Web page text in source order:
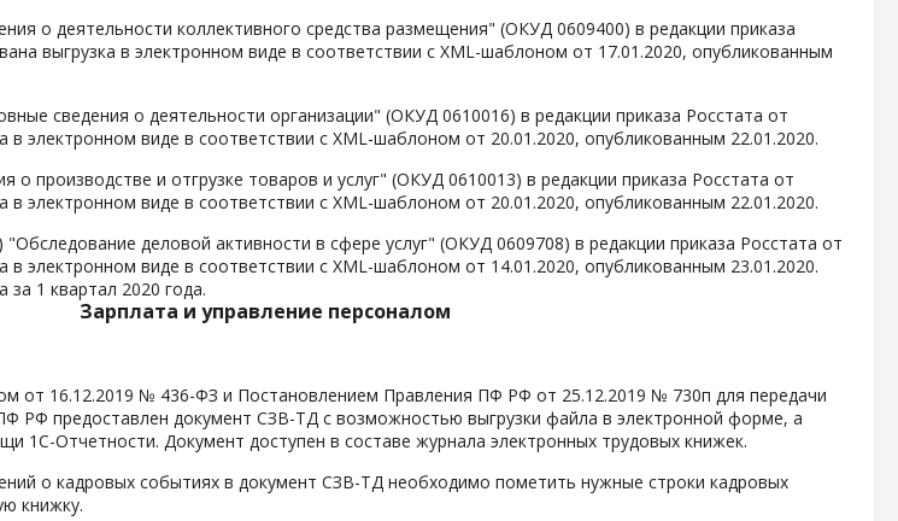
о деятельности коллективного средства размещения" (ОКУД 0609400) в редакции приказа
выгрузка в электронном виде в соответствии с XML-шаблоном от 17.01.2020, опубликованным
сведения о деятельности организации" (ОКУД 0610016) в редакции приказа Росстата от
в электронном виде в соответствии с XML-шаблоном от 20.01.2020, опубликованным 22.01.2020.
производстве и отгрузке товаров и услуг" (ОКУД 0610013) в редакции приказа Росстата от
в электронном виде в соответствии с XML-шаблоном от 20.01.2020, опубликованным 22.01.2020.
деловой активности в сфере услуг" (ОКУД 0609708) в редакции приказа Росстата от
в электронном виде в соответствии с XML-шаблоном от 14.01.2020, опубликованным 23.01.2020.
1 квартал 2020 года.
Зарплата и управление персоналом
от 16.12.2019 № 436-ФЗ и Постановлением Правления ПФ РФ от 25.12.2019 № 730п для передачи
РФ предоставлен документ СЗВ-ТД с возможностью выгрузки файла в электронной форме, а
1С-Отчетности. Документ доступен в составе журнала электронных трудовых книжек.
о кадровых событиях в документ СЗВ-ТД необходимо пометить нужные строки кадровых
книжку.